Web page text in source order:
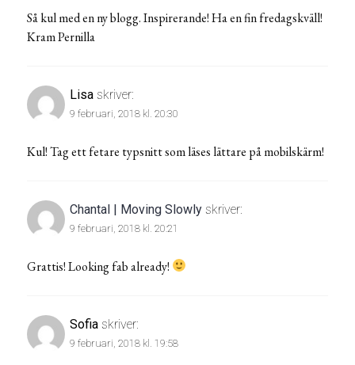
Så kul med en ny blogg. Inspirerande! Ha en fin fredagskväll!
Kram Pernilla
Lisa skriver:
9 februari, 2018 kl. 20:30
Kul! Tag ett fetare typsnitt som läses lättare på mobilskärm!
Chantal | Moving Slowly skriver:
9 februari, 2018 kl. 20:21
Grattis! Looking fab already!
Sofia skriver:
9 februari, 2018 kl. 19:58